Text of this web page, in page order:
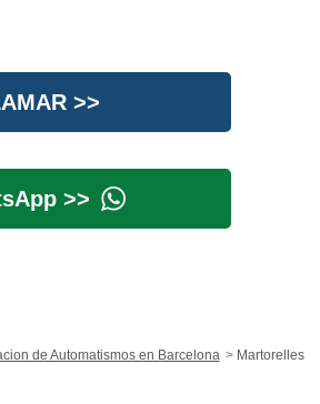
>>
>>
de Automatismos en Barcelona Martorelles